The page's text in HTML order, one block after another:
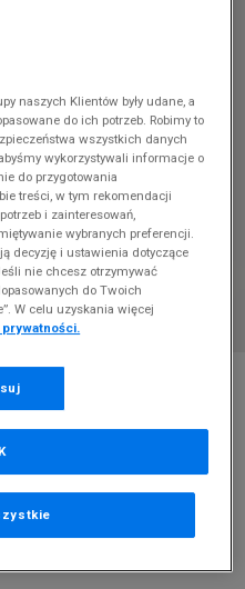
kolekcji, ubiegłych
naszych Klientów były udane, a
do ich potrzeb. Robimy to
wszystkich danych
wykorzystywali informacje o
do przygotowania
treści, w tym rekomendacji
i zainteresowań,
wybranych preferencji.
decyzję i ustawienia dotyczące
nie chcesz otrzymywać
do Twoich
W celu uzyskania więcej
prywatności.